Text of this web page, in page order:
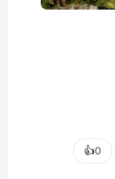
👍0